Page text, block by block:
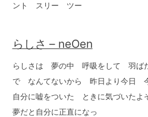
ント スリー ツー
らしさ – neOen
らしさは 夢の中 呼吸をして 羽ば
で なんてないから 昨日より今日
自分に嘘をついた ときに気づいたよ
夢だと自分に正直になっ